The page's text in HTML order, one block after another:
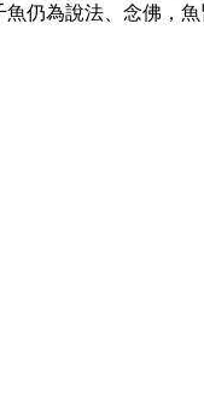
仍為說法、念佛，